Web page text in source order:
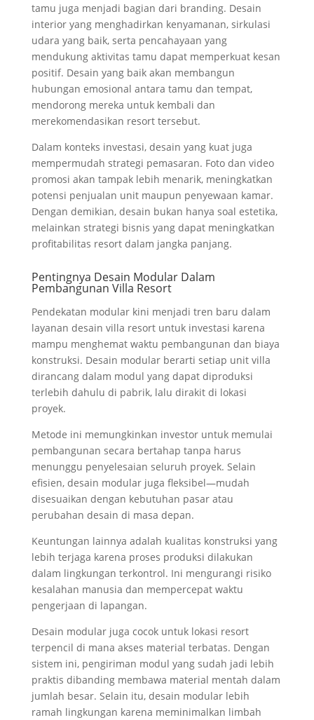
tamu juga menjadi bagian dari branding. Desain
interior yang menghadirkan kenyamanan, sirkulasi
udara yang baik, serta pencahayaan yang
mendukung aktivitas tamu dapat memperkuat kesan
positif. Desain yang baik akan membangun
hubungan emosional antara tamu dan tempat,
mendorong mereka untuk kembali dan
merekomendasikan resort tersebut.
Dalam konteks investasi, desain yang kuat juga
mempermudah strategi pemasaran. Foto dan video
promosi akan tampak lebih menarik, meningkatkan
potensi penjualan unit maupun penyewaan kamar.
Dengan demikian, desain bukan hanya soal estetika,
melainkan strategi bisnis yang dapat meningkatkan
profitabilitas resort dalam jangka panjang.
Pentingnya Desain Modular Dalam
Pembangunan Villa Resort
Pendekatan modular kini menjadi tren baru dalam
layanan desain villa resort untuk investasi karena
mampu menghemat waktu pembangunan dan biaya
konstruksi. Desain modular berarti setiap unit villa
dirancang dalam modul yang dapat diproduksi
terlebih dahulu di pabrik, lalu dirakit di lokasi
proyek.
Metode ini memungkinkan investor untuk memulai
pembangunan secara bertahap tanpa harus
menunggu penyelesaian seluruh proyek. Selain
efisien, desain modular juga fleksibel—mudah
disesuaikan dengan kebutuhan pasar atau
perubahan desain di masa depan.
Keuntungan lainnya adalah kualitas konstruksi yang
lebih terjaga karena proses produksi dilakukan
dalam lingkungan terkontrol. Ini mengurangi risiko
kesalahan manusia dan mempercepat waktu
pengerjaan di lapangan.
Desain modular juga cocok untuk lokasi resort
terpencil di mana akses material terbatas. Dengan
sistem ini, pengiriman modul yang sudah jadi lebih
praktis dibanding membawa material mentah dalam
jumlah besar. Selain itu, desain modular lebih
ramah lingkungan karena meminimalkan limbah